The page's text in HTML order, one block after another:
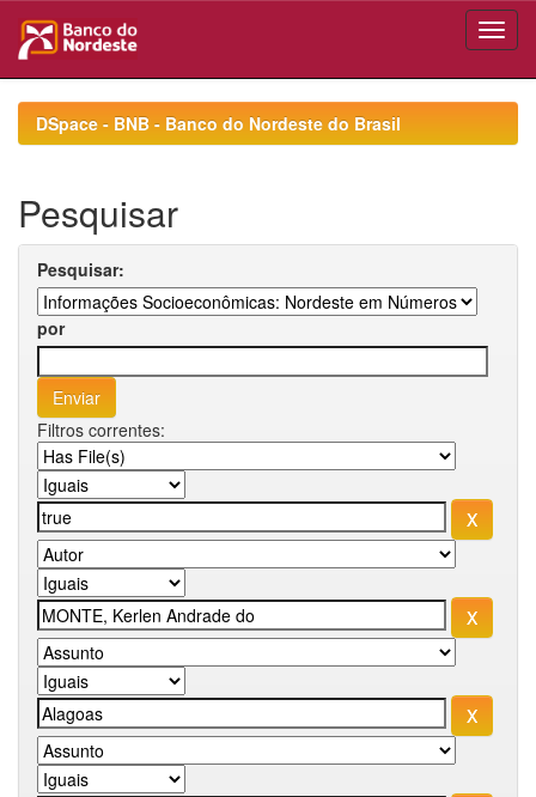
navigationDSpace - BNB - Banco do Nordeste do Brasil
Pesquisar
Pesquisar:
por
Filtros correntes: